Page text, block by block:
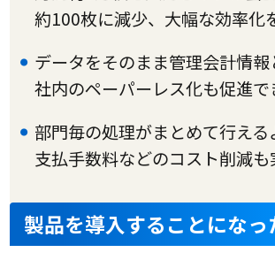
約100枚に減少、大幅な効率化
データをそのまま管理会計情報
社内のペーパーレス化も促進で
部門毎の処理がまとめて行える
支払手数料などのコスト削減も
製品を導入することになっ